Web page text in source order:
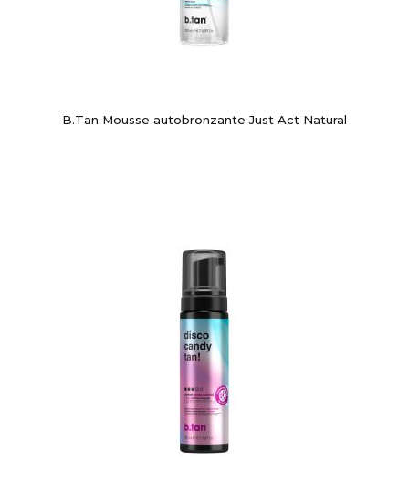
B.Tan Mousse autobronzante Just Act Natural